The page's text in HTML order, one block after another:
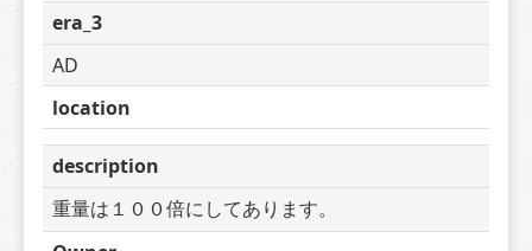
era_3
AD
location
description
重量は１００倍にしてあります。